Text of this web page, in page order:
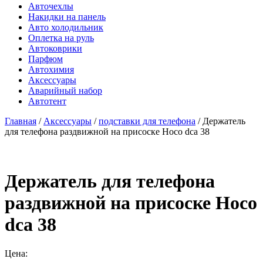
Авточехлы
Накидки на панель
Авто холодильник
Оплетка на руль
Автоковрики
Парфюм
Автохимия
Аксессуары
Аварийный набор
Автотент
Главная / Аксессуары /подставки для телефона / Держатель
для телефона раздвижной на присоске Hoco dca 38
Держатель для телефона
раздвижной на присоске Hoco
dca 38
Цена: